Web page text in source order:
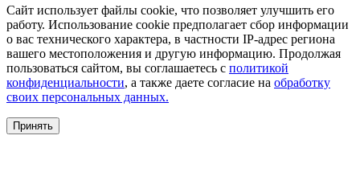
Сайт использует файлы cookie, что позволяет улучшить его
работу. Использование cookie предполагает сбор информации
о вас технического характера, в частности IP-адрес региона
вашего местоположения и другую информацию. Продолжая
пользоваться сайтом, вы соглашаетесь с политикой
конфиденциальности, а также даете согласие на обработку
своих персональных данных.
Принять